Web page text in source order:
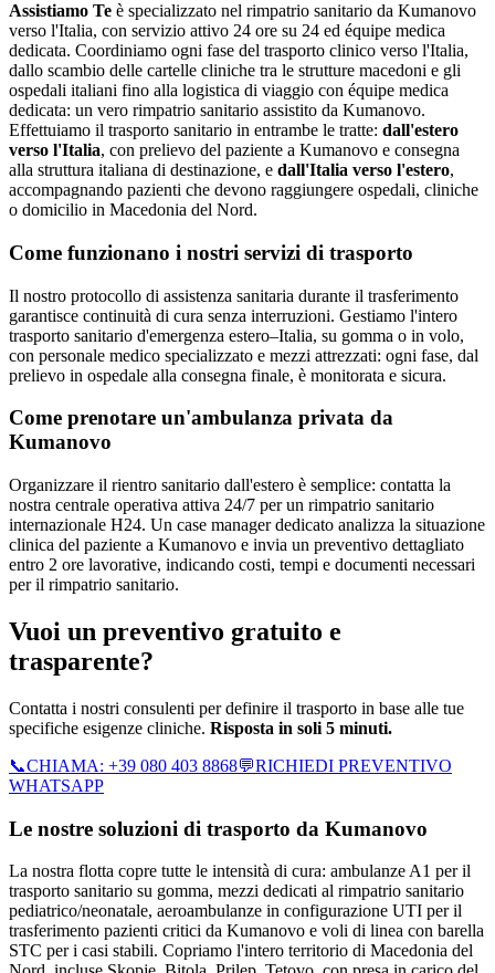
Assistiamo Te è specializzato nel rimpatrio sanitario da Kumanovo
verso l'Italia, con servizio attivo 24 ore su 24 ed équipe medica
dedicata. Coordiniamo ogni fase del trasporto clinico verso l'Italia,
dallo scambio delle cartelle cliniche tra le strutture macedoni e gli
ospedali italiani fino alla logistica di viaggio con équipe medica
dedicata: un vero rimpatrio sanitario assistito da Kumanovo.
Effettuiamo il trasporto sanitario in entrambe le tratte: dall'estero
verso l'Italia, con prelievo del paziente a Kumanovo e consegna
alla struttura italiana di destinazione, e dall'Italia verso l'estero,
accompagnando pazienti che devono raggiungere ospedali, cliniche
o domicilio in Macedonia del Nord.
Come funzionano i nostri servizi di trasporto
Il nostro protocollo di assistenza sanitaria durante il trasferimento
garantisce continuità di cura senza interruzioni. Gestiamo l'intero
trasporto sanitario d'emergenza estero–Italia, su gomma o in volo,
con personale medico specializzato e mezzi attrezzati: ogni fase, dal
prelievo in ospedale alla consegna finale, è monitorata e sicura.
Come prenotare un'ambulanza privata da
Kumanovo
Organizzare il rientro sanitario dall'estero è semplice: contatta la
nostra centrale operativa attiva 24/7 per un rimpatrio sanitario
internazionale H24. Un case manager dedicato analizza la situazione
clinica del paziente a Kumanovo e invia un preventivo dettagliato
entro 2 ore lavorative, indicando costi, tempi e documenti necessari
per il rimpatrio sanitario.
Vuoi un preventivo gratuito e
trasparente?
Contatta i nostri consulenti per definire il trasporto in base alle tue
specifiche esigenze cliniche. Risposta in soli 5 minuti.
📞CHIAMA: +39 080 403 8868💬RICHIEDI PREVENTIVO
WHATSAPP
Le nostre soluzioni di trasporto da Kumanovo
La nostra flotta copre tutte le intensità di cura: ambulanze A1 per il
trasporto sanitario su gomma, mezzi dedicati al rimpatrio sanitario
pediatrico/neonatale, aeroambulanze in configurazione UTI per il
trasferimento pazienti critici da Kumanovo e voli di linea con barella
STC per i casi stabili. Copriamo l'intero territorio di Macedonia del